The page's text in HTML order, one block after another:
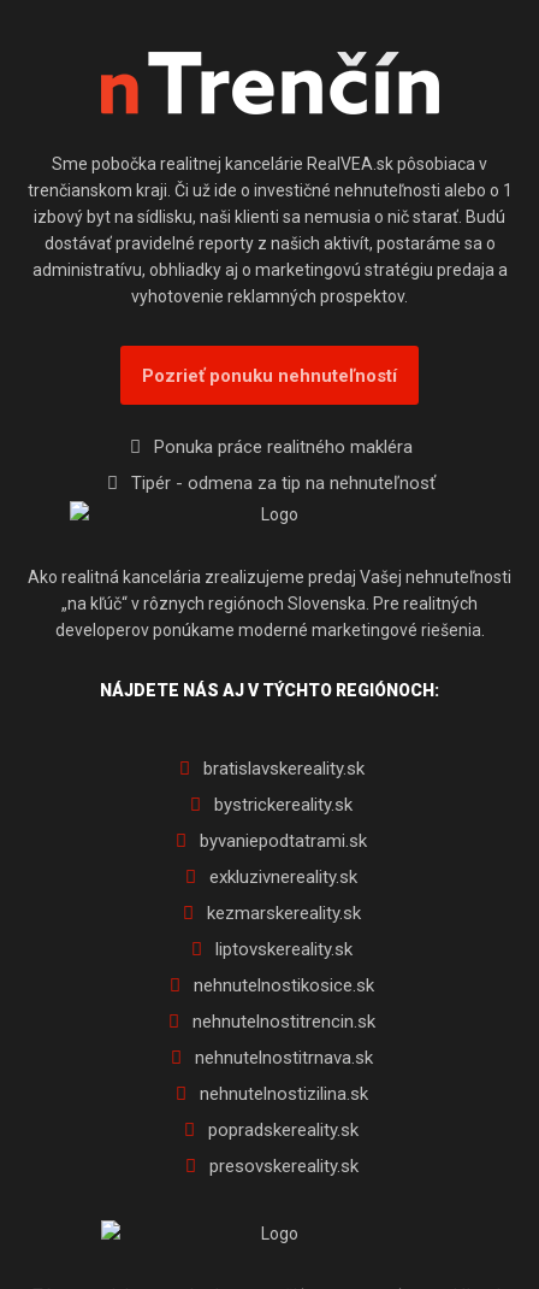
Sme pobočka realitnej kancelárie RealVEA.sk pôsobiaca v
trenčianskom kraji. Či už ide o investičné nehnuteľnosti alebo o 1
izbový byt na sídlisku, naši klienti sa nemusia o nič starať. Budú
dostávať pravidelné reporty z našich aktivít, postaráme sa o
administratívu, obhliadky aj o marketingovú stratégiu predaja a
vyhotovenie reklamných prospektov.
Pozrieť ponuku nehnuteľností
Ponuka práce realitného makléra
Tipér - odmena za tip na nehnuteľnosť
Ako realitná kancelária zrealizujeme predaj Vašej nehnuteľnosti
„na kľúč“ v rôznych regiónoch Slovenska. Pre realitných
developerov ponúkame moderné marketingové riešenia.
NÁJDETE NÁS AJ V TÝCHTO REGIÓNOCH:
bratislavskereality.sk
bystrickereality.sk
byvaniepodtatrami.sk
exkluzivnereality.sk
kezmarskereality.sk
liptovskereality.sk
nehnutelnostikosice.sk
nehnutelnostitrencin.sk
nehnutelnostitrnava.sk
nehnutelnostizilina.sk
popradskereality.sk
presovskereality.sk